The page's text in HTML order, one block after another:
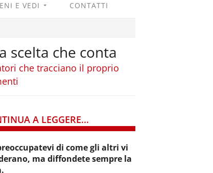
E VEDI CONTATTI
scelta che conta
che tracciano il proprio
A LEGGERE...
di come gli altri vi
ma diffondete sempre la